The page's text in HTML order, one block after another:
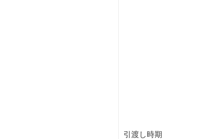
引渡し時期